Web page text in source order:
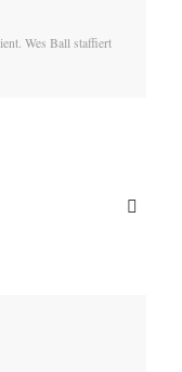
Wes Ball staffiert
